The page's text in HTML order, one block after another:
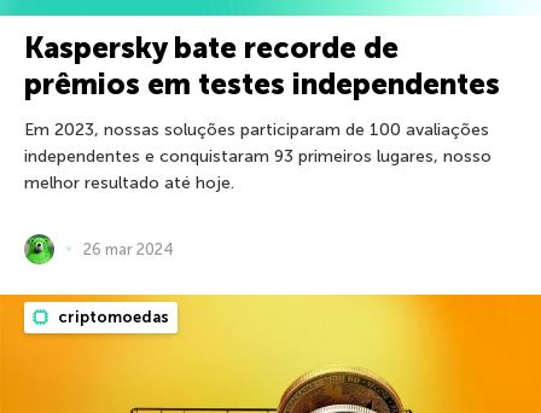
Kaspersky bate recorde de
prêmios em testes independentes
Em 2023, nossas soluções participaram de 100 avaliações
independentes e conquistaram 93 primeiros lugares, nosso
melhor resultado até hoje.
26 mar 2024
criptomoedas